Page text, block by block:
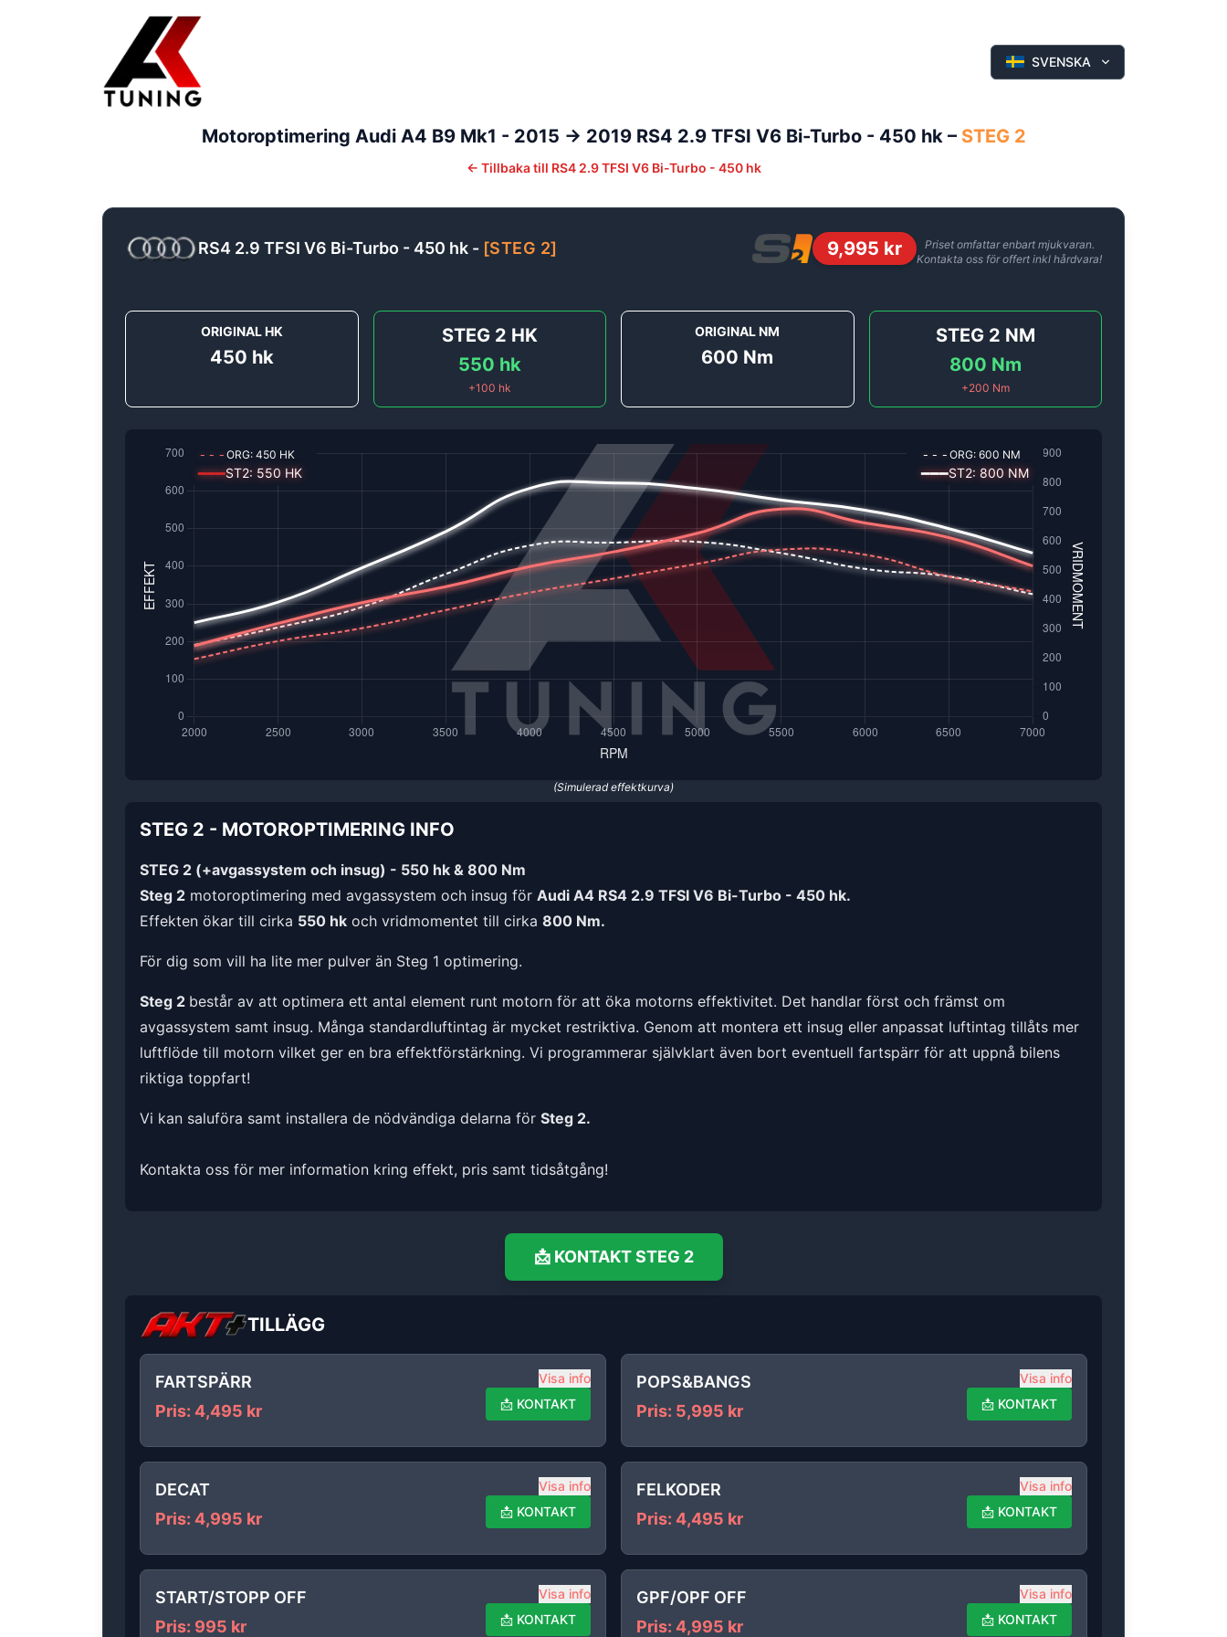
SVENSKA
Motoroptimering Audi A4 B9 Mk1 - 2015 -> 2019 RS4 2.9 TFSI V6 Bi-Turbo - 450 hk– STEG 2
← Tillbaka till RS4 2.9 TFSI V6 Bi-Turbo - 450 hk
RS4 2.9 TFSI V6 Bi-Turbo - 450 hk - [STEG 2] 9,995 kr
Priset omfattar enbart mjukvaran.
Kontakta oss för offert inkl hårdvara!
ORIGINAL HK
450 hk
STEG 2 HK
550 hk
+100 hk
ORIGINAL NM
600 Nm
STEG 2 NM
800 Nm
+200 Nm
---ORG:450 HK
━━━ST2: 550 HK
---ORG:600 NM
━━━ST2: 800 NM
(Simulerad effektkurva)
STEG 2 - MOTOROPTIMERING INFO
STEG 2 (+avgassystem och insug) - 550 hk & 800 Nm
Steg 2 motoroptimering med avgassystem och insug för Audi A4 RS4 2.9 TFSI V6 Bi-Turbo - 450 hk.
Effekten ökar till cirka 550 hk och vridmomentet till cirka 800 Nm.
För dig som vill ha lite mer pulver än Steg 1 optimering.
Steg 2 består av att optimera ett antal element runt motorn för att öka motorns effektivitet. Det handlar först och främst om
avgassystem samt insug. Många standardluftintag är mycket restriktiva. Genom att montera ett insug eller anpassat luftintag tillåts mer
luftflöde till motorn vilket ger en bra effektförstärkning. Vi programmerar självklart även bort eventuell fartspärr för att uppnå bilens
riktiga toppfart!
Vi kan saluföra samt installera de nödvändiga delarna för Steg 2.
Kontakta oss för mer information kring effekt, pris samt tidsåtgång!
📩 KONTAKT STEG 2
TILLÄGG
FARTSPÄRR
Pris: 4,495 kr
Visa info
📩 KONTAKT
POPS&BANGS
Pris: 5,995 kr
Visa info
📩 KONTAKT
DECAT
Pris: 4,995 kr
Visa info
📩 KONTAKT
FELKODER
Pris: 4,495 kr
Visa info
📩 KONTAKT
START/STOPP OFF
Pris: 995 kr
Visa info
📩 KONTAKT
GPF/OPF OFF
Pris: 4,995 kr
Visa info
📩 KONTAKT